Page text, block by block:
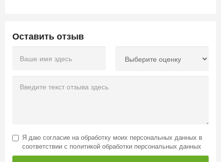
Оставить отзыв
Я даю согласие на обработку моих персональных данных в
соответствии с политикой обработки персональных данных